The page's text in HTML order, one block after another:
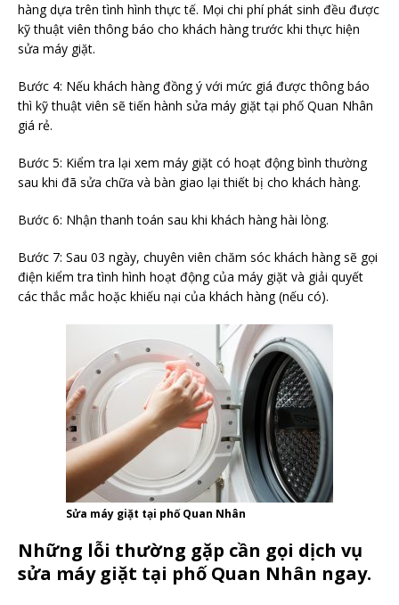
hàng dựa trên tình hình thực tế. Mọi chi phí phát sinh đều được
kỹ thuật viên thông báo cho khách hàng trước khi thực hiện
sửa máy giặt.
Bước 4: Nếu khách hàng đồng ý với mức giá được thông báo
thì kỹ thuật viên sẽ tiến hành sửa máy giặt tại phố Quan Nhân
giá rẻ.
Bước 5: Kiểm tra lại xem máy giặt có hoạt động bình thường
sau khi đã sửa chữa và bàn giao lại thiết bị cho khách hàng.
Bước 6: Nhận thanh toán sau khi khách hàng hài lòng.
Bước 7: Sau 03 ngày, chuyên viên chăm sóc khách hàng sẽ gọi
điện kiểm tra tình hình hoạt động của máy giặt và giải quyết
các thắc mắc hoặc khiếu nại của khách hàng (nếu có).
Sửa máy giặt tại phố Quan Nhân
Những lỗi thường gặp cần gọi dịch vụ
sửa máy giặt tại phố Quan Nhân ngay.